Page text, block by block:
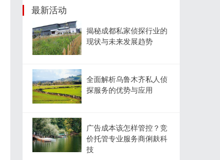
最新活动
揭秘成都私家侦探行业的
现状与未来发展趋势
全面解析乌鲁木齐私人侦
探服务的优势与应用
广告成本该怎样管控？竞
价托管专业服务商俐麸科
技